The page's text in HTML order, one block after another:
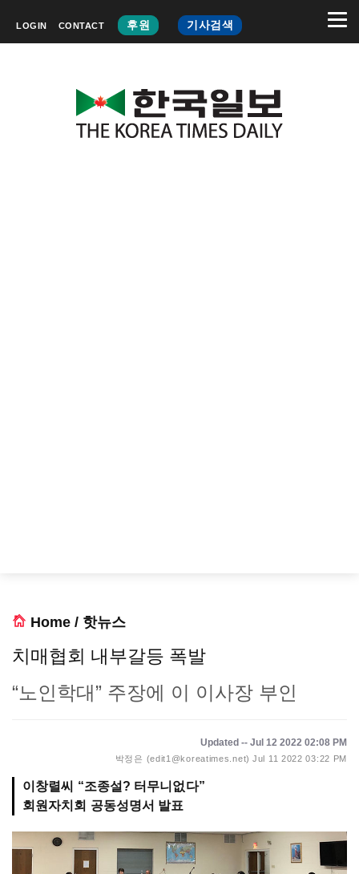
LOGIN CONTACT 후원 기사검색
Home / 핫뉴스
치매협회 내부갈등 폭발
“노인학대” 주장에 이 이사장 부인
Updated -- Jul 12 2022 02:08 PM
박정은 (edit1@koreatimes.net) Jul 11 2022 03:22 PM
이창렬씨 “조종설? 터무니없다”
회원자치회 공동성명서 발표